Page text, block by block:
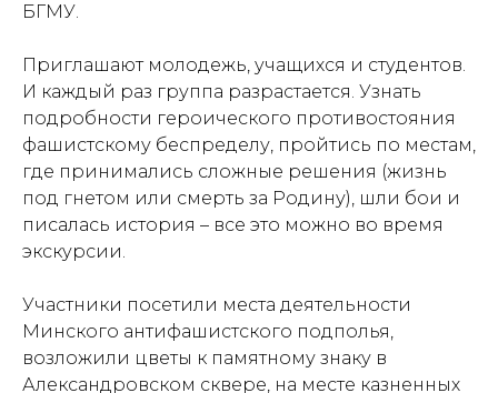
БГМУ.
Приглашают молодежь, учащихся и студентов.
И каждый раз группа разрастается. Узнать
подробности героического противостояния
фашистскому беспределу, пройтись по местам,
где принимались сложные решения (жизнь
под гнетом или смерть за Родину), шли бои и
писалась история – все это можно во время
экскурсии.
Участники посетили места деятельности
Минского антифашистского подполья,
возложили цветы к памятному знаку в
Александровском сквере, на месте казненных